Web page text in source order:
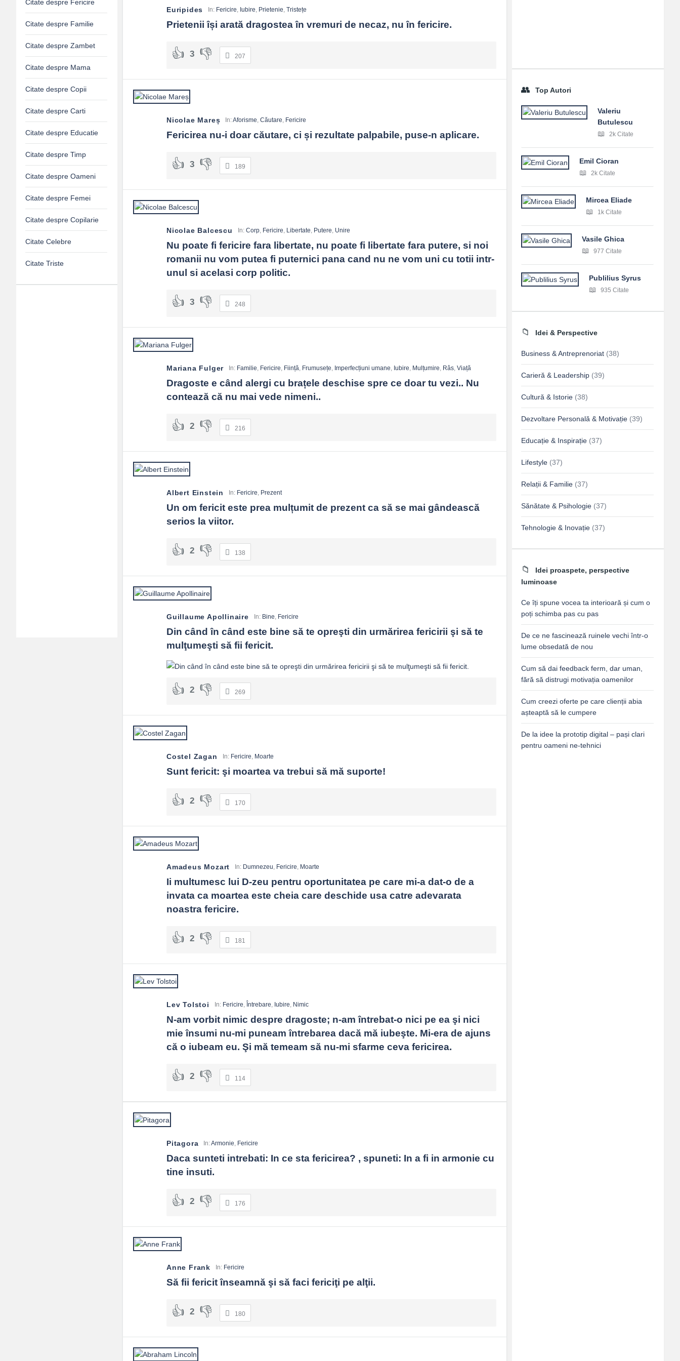
Poate munca să fie sursă de fericire?
Da, când are sens, autonomie și măiestrie în creștere. Chiar și atunci, ai nevoie de ritm: odihnă, relații, joc.
Ce rol au citatele?
Sunt memento-uri. Le lipești de obiceiuri: înainte de ecran, trei respirații și o propoziție care te așază. Ele reorientează atenția.
Euripides In: Fericire Iubire Prietenie ,Tristețe
Prietenii își arată dragostea în vremuri de necaz, nu în fericire.
3 207
Nicolae Mareș In:Aforisme,Căutare, Fericire
Fericirea nu-i doar căutare, ci și rezultate palpabile, puse-n aplicare.
3 189
Nicolae Balcescu In: Corp, Fericire, Libertate, Putere, Unire
Nu poate fi fericire fara libertate, nu poate fi libertate fara putere, si noi
romanii nu vom putea fi puternici pana cand nu ne vom uni cu totii intr-
unul si acelasi corp politic.
3 248
Mariana Fulger In: Familie, Fericire, Ființă, Frumusețe, Imperfecțiuni umane, Iubire, Mulțumire, Râs,Viață
Dragoste e când alergi cu brațele deschise spre ce doar tu vezi.. Nu
contează că nu mai vede nimeni..
2 216
Albert Einstein In: Fericire Prezent
Un om fericit este prea mulțumit de prezent ca să se mai gândească
serios la viitor.
2 138
Guillaume Apollinaire In: Bine, Fericire
Din când în când este bine să te opreşti din urmărirea fericirii şi să te
mulţumeşti să fii fericit.
2 269
Costel Zagan In: Fericire Moarte
Sunt fericit: şi moartea va trebui să mă suporte!
2 170
Amadeus Mozart In: Dumnezeu, Fericire, Moarte
Ii multumesc lui D-zeu pentru oportunitatea pe care mi-a dat-o de a
invata ca moartea este cheia care deschide usa catre adevarata
noastra fericire.
2 181
Lev Tolstoi In: Fericire, Întrebare, Iubire, Nimic
N-am vorbit nimic despre dragoste; n-am întrebat-o nici pe ea şi nici
mie însumi nu-mi puneam întrebarea dacă mă iubeşte. Mi-era de ajuns
că o iubeam eu. Şi mă temeam să nu-mi sfarme ceva fericirea.
2 114
Pitagora In:Armonie Fericire
Daca sunteti intrebati: In ce sta fericirea? , spuneti: In a fi in armonie cu
tine insuti.
2 176
Anne Frank In: Fericire
Să fii fericit înseamnă şi să faci fericiţi pe alţii.
2 180
Top Autori
Valeriu
Butulescu
2k Citate
Emil Cioran
2k Citate
Mircea Eliade
1k Citate
Vasile Ghica
977 Citate
Publilius Syrus
935 Citate
Idei & Perspective
Business & Antreprenoriat (38)
Carieră & Leadership (39)
Cultură & Istorie (38)
Dezvoltare Personală & Motivație (39)
Educație & Inspirație (37)
Lifestyle (37)
Relații & Familie (37)
Sănătate & Psihologie (37)
Tehnologie & Inovație (37)
Idei proaspete, perspective
luminoase
Ce îți spune vocea ta interioară și cum o
poți schimba pas cu pas
De ce ne fascinează ruinele vechi într-o
lume obsedată de nou
Cum să dai feedback ferm, dar uman,
fără să distrugi motivația oamenilor
Cum creezi oferte pe care clienții abia
așteaptă să le cumpere
De la idee la prototip digital – pași clari
pentru oameni ne-tehnici
Citate despre Fericire
Citate despre Familie
Citate despre Zambet
Citate despre Mama
Citate despre Copii
Citate despre Carti
Citate despre Educatie
Citate despre Timp
Citate despre Oameni
Citate despre Femei
Citate despre Copilarie
Citate Celebre
Citate Triste